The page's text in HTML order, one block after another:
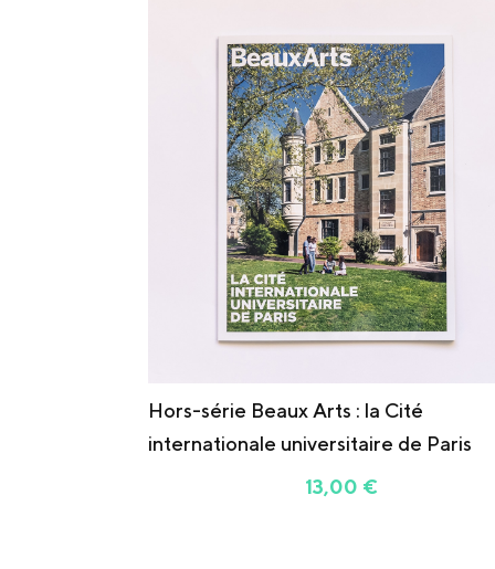
Hors-série Beaux Arts : la Cité
internationale universitaire de Paris
13,00 €